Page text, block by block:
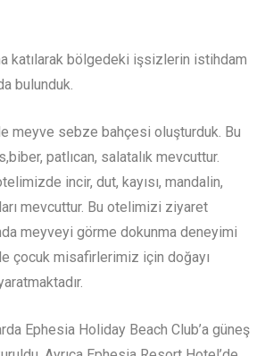
katılarak bölgedeki işsizlerin istihdam
bulunduk.
meyve sebze bahçesi oluşturduk. Bu
patlıcan, salatalık mevcuttur.
incir, dut, kayısı, mandalin,
mevcuttur. Bu otelimizi ziyaret
meyveyi görme dokunma deneyimi
çocuk misafirlerimiz için doğayı
Ephesia Holiday Beach Club’a güneş